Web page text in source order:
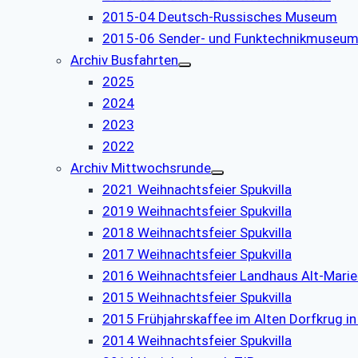
2015-04 Deutsch-Russisches Museum
2015-06 Sender- und Funktechnikmuseum
Archiv Busfahrten
2025
2024
2023
2022
Archiv Mittwochsrunde
2021 Weihnachtsfeier Spukvilla
2019 Weihnachtsfeier Spukvilla
2018 Weihnachtsfeier Spukvilla
2017 Weihnachtsfeier Spukvilla
2016 Weihnachtsfeier Landhaus Alt-
2015 Weihnachtsfeier Spukvilla
2015 Frühjahrskaffee im Alten Dorfkrug in
2014 Weihnachtsfeier Spukvilla